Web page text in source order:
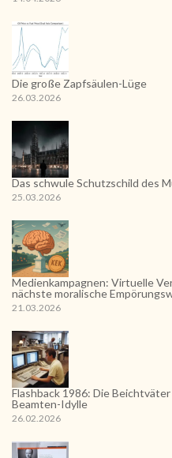
Die große Zapfsäulen-Lüge
26.03.2026
Das schwule Schutzschild des
25.03.2026
Medienkampagnen: Virtuelle
nächste moralische
21.03.2026
Flashback 1986: Die
Beamten-Idylle
26.02.2026